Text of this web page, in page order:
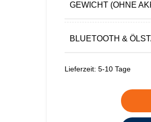
GEWICHT (OHNE
BLUETOOTH &
Lieferzeit: 5-10 Tage